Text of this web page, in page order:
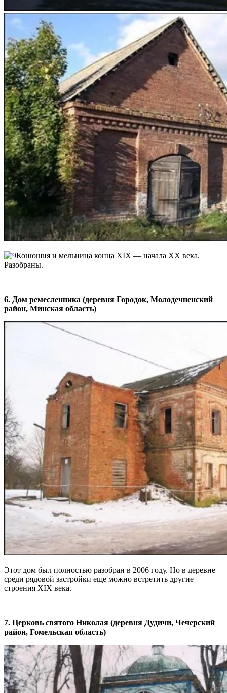
Конюшня и мельница конца ХІХ — начала ХХ века.
Разобраны.
6. Дом ремесленника (деревня Городок, Молодечненский
район, Минская область)
Этот дом был полностью разобран в 2006 году. Но в деревне
среди рядовой застройки еще можно встретить другие
строения ХІХ века.
7. Церковь святого Николая (деревня Дудичи, Чечерский
район, Гомельская область)